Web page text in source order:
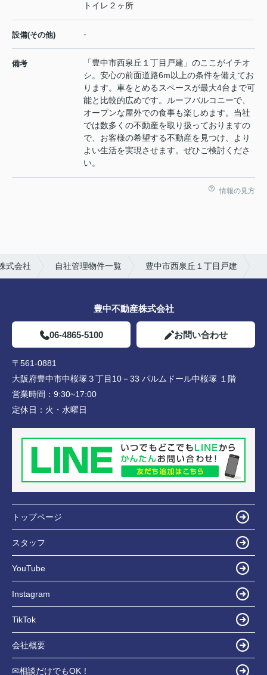
トイレ２ヶ所
設備(その他) -
備考
「豊中市西泉丘１丁目戸建」のここがイチオ
シ。安心の前面道路6m以上の条件を備えてお
ります。車をとめるスペースが最大4台まで可
能と比較的広めです。ルーフバルコニーで、
オープンな屋外での食事も楽しめます。当社
では数多くの不動産を取り扱っておりますの
で、お客様の希望する不動産を見つけ、より
よい生活を実現させます。ぜひご検討くださ
い。
情報の見方
式会社 自社管理物件一覧 豊中市西泉丘１丁目戸建
豊中不動産株式会社
06-4865-5100 お問い合わせ
〒561-0881
大阪府豊中市中桜塚３丁目10－33 パルムドール中桜塚 １階
営業時間： 9:30~17:00
定休日： 火・水曜日
トップページ
スタッフ
YouTube
Instagram
TikTok
会社概要
✉相談だけでもOK！